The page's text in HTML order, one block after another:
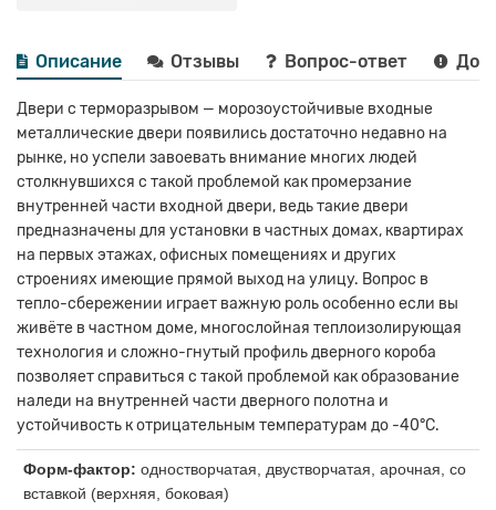
Описание Отзывы Вопрос-ответ
Двери с терморазрывом — морозоустойчивые входные
металлические двери появились достаточно недавно на
рынке, но успели завоевать внимание многих людей
столкнувшихся с такой проблемой как промерзание
внутренней части входной двери, ведь такие двери
предназначены для установки в частных домах, квартирах
на первых этажах, офисных помещениях и других
строениях имеющие прямой выход на улицу. Вопрос в
тепло-сбережении играет важную роль особенно если вы
живёте в частном доме, многослойная теплоизолирующая
технология и сложно-гнутый профиль дверного короба
позволяет справиться с такой проблемой как образование
наледи на внутренней части дверного полотна и
устойчивость к отрицательным температурам до -40°С.
Форм-фактор: одностворчатая, двустворчатая, арочная, со
вставкой (верхняя, боковая)